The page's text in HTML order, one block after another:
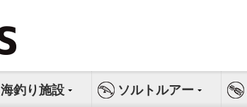
海釣り施設 ソルトルアー